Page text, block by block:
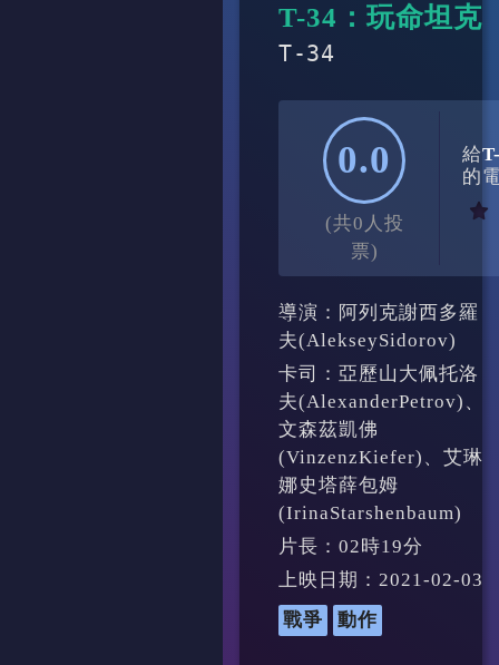
T-34：玩命坦克
T-34
0.0
(共0人投
票)
給
的
導演：阿列克謝西多羅
夫(AlekseySidorov)
卡司：亞歷山大佩托洛
夫(AlexanderPetrov)、
文森茲凱佛
(VinzenzKiefer)、艾琳
娜史塔薛包姆
(IrinaStarshenbaum)
片長：02時19分
上映日期：2021-02-03
戰爭
動作